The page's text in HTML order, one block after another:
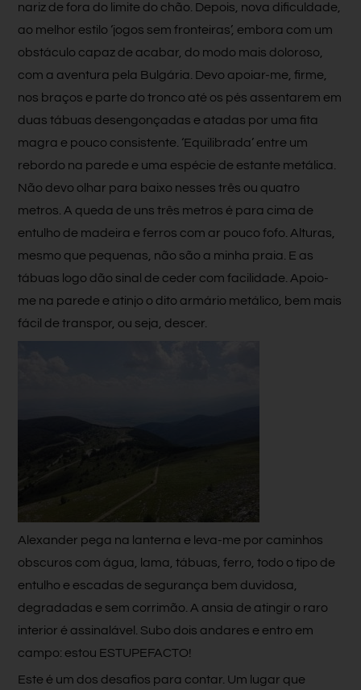
nariz de fora do limite do chão. Depois, nova dificuldade,
ao melhor estilo ‘jogos sem fronteiras’, embora com um
obstáculo capaz de acabar, do modo mais doloroso,
com a aventura pela Bulgária. Devo apoiar-me, firme,
nos braços e parte do tronco até os pés assentarem em
duas tábuas desengonçadas e atadas por uma fita
magra e pouco consistente. ‘Equilibrada’ entre um
rebordo na parede e uma espécie de estante metálica.
Não devo olhar para baixo nesses três ou quatro
metros. A queda de uns três metros é para cima de
entulho de madeira e ferros com ar pouco fofo. Alturas,
mesmo que pequenas, não são a minha praia. E as
tábuas logo dão sinal de ceder com facilidade. Apoio-
me na parede e atinjo o dito armário metálico, bem mais
fácil de transpor, ou seja, descer.
Alexander pega na lanterna e leva-me por caminhos
obscuros com água, lama, tábuas, ferro, todo o tipo de
entulho e escadas de segurança bem duvidosa,
degradadas e sem corrimão. A ansia de atingir o raro
interior é assinalável. Subo dois andares e entro em
campo: estou ESTUPEFACTO!
Este é um dos desafios para contar. Um lugar que